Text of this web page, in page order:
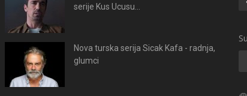
serije Kus Ucusu...
Nova turska serija Sicak Kafa - radnja,
glumci